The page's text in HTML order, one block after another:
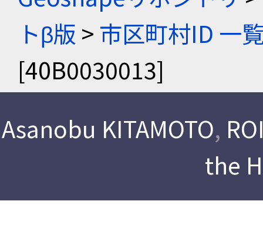
トβ版 > 市区町村ID 一
[40B0030013]
Asanobu KITAMOTO,
the